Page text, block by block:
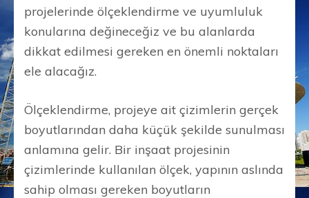
projelerinde ölçeklendirme ve uyumluluk
konularına değineceğiz ve bu alanlarda
dikkat edilmesi gereken en önemli noktaları
ele alacağız.
Ölçeklendirme, projeye ait çizimlerin gerçek
boyutlarından daha küçük şekilde sunulması
anlamına gelir. Bir inşaat projesinin
çizimlerinde kullanılan ölçek, yapının aslında
sahip olması gereken boyutların